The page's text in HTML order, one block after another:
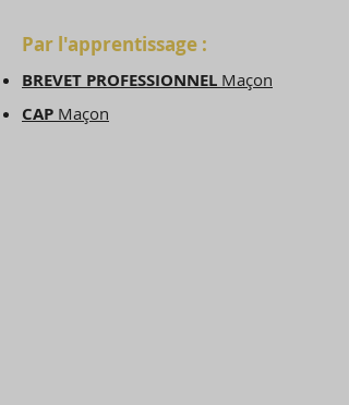
Par l'apprentissage :
BREVET PROFESSIONNEL Maçon
CAP Maçon